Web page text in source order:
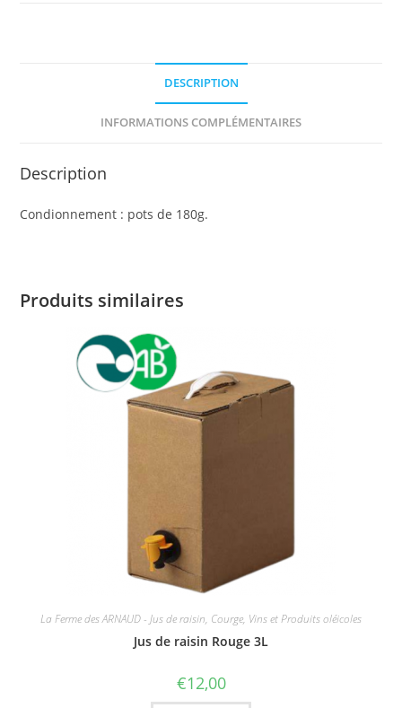
DESCRIPTION
INFORMATIONS COMPLÉMENTAIRES
Description
Condionnement : pots de 180g.
Produits similaires
La Ferme des ARNAUD - Jus de raisin, Courge, Vins et Produits oléicoles
Jus de raisin Rouge 3L
€12,00